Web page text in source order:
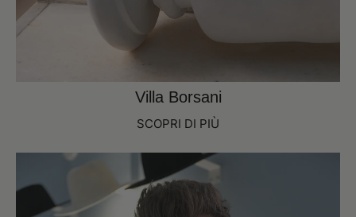
Villa Borsani
SCOPRI DI PIÙ